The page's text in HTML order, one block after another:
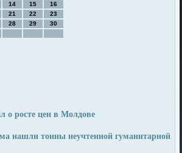
14 15
16
21 22
23
28 29
30
о росте цен в Молдове
нашли тонны неучтенной гуманитарной